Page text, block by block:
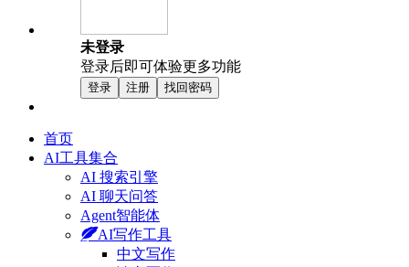
未登录
登录后即可体验更多功能
登录 注册 找回密码
首页
AI工具集合
AI 搜索引擎
AI 聊天问答
Agent智能体
AI写作工具
中文写作